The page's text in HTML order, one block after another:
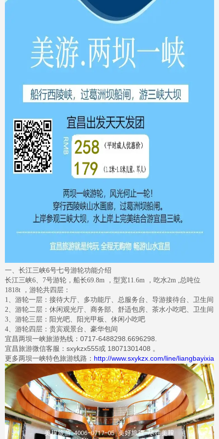
一、长江三峡6号七号游轮功能介绍
长江三峡6 7号游轮，船长69.8m ，型宽11.6m ，吃水2m , 总吨位
1818t
，游轮共四层：
1、游轮一层 ： 接待大厅、多功能厅、总服务台、导游接待台、卫生间
2、游轮二层：休闲观光厅、商务部、 舒适包房、茶水小吃吧、
卫生间
3、游轮三层 ： 阳光吧、 阳光甲板
休闲小吃吧
4、游轮四层 ： 贵宾观景台、豪华包间
宜昌两坝一峡旅游热线：0717-6488298.6696298.
宜昌旅游微信客服：sxykzx555或 18071301408 。
更多两坝一峡特色旅游线路： http://www.sxykzx.com/line/liangbayixia